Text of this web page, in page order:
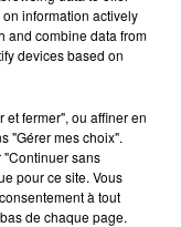
de l’émission
son...
information actively
and combine data from
devices based on
et fermer", ou affiner en
"Gérer mes choix".
sans
pour ce site. Vous
à tout
de chaque page.